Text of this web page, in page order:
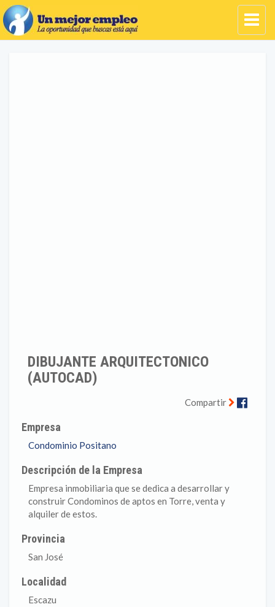
DIBUJANTE ARQUITECTONICO
(AUTOCAD)
Compartir
Empresa
Condominio Positano
Descripción de la Empresa
Empresa inmobiliaria que se dedica a desarrollar y
construir Condominos de aptos en Torre, venta y
alquiler de estos.
Provincia
San José
Localidad
Escazu